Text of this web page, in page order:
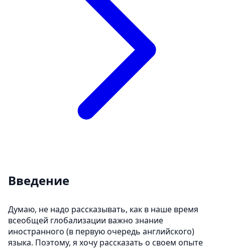
Введение
Думаю, не надо рассказывать, как в наше время
всеобщей глобализации важно знание
иностранного (в первую очередь английского)
языка. Поэтому, я хочу рассказать о своем опыте